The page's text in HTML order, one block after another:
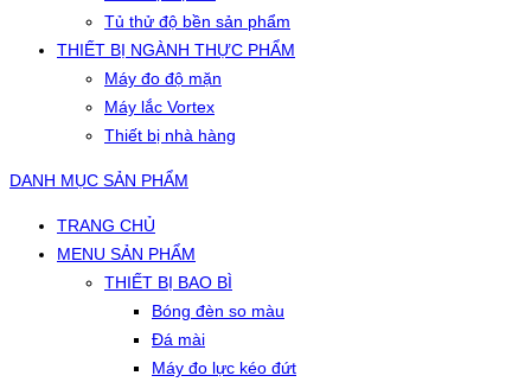
Tủ thử độ bền sản phẩm
THIẾT BỊ NGÀNH THỰC PHẨM
Máy đo độ mặn
Máy lắc Vortex
Thiết bị nhà hàng
DANH MỤC SẢN PHẨM
TRANG CHỦ
MENU SẢN PHẨM
THIẾT BỊ BAO BÌ
Bóng đèn so màu
Đá mài
Máy đo lực kéo đứt